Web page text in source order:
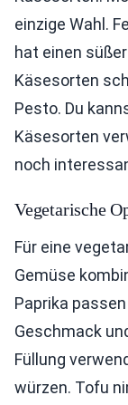
einzige Wahl.
hat einen
Käsesorten
Pesto. Du
Käsesorten
noch
Vegetarische
Für eine
Gemüse
Paprika
Geschmack
Füllung
würzen. Tofu